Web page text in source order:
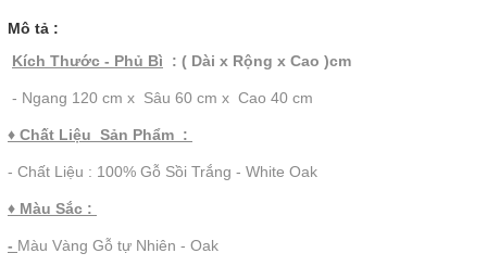
Mô tả :
Kích Thước - Phủ Bì : ( Dài x Rộng x Cao )cm
- Ngang 120 cm x Sâu 60 cm x Cao 40 cm
♦ Chất Liệu Sản Phẩm :
- Chất Liệu : 100% Gỗ Sồi Trắng - White Oak
♦ Màu Sắc :
- Màu Vàng Gỗ tự Nhiên - Oak